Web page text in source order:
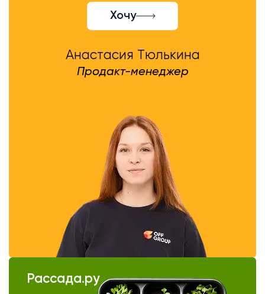
Хочу
Анастасия Тюлькина
Продакт-менеджер
Рассада.ру